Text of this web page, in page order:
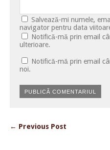
Salvează-mi numele,
navigator pentru data
Notifică-mă prin email
ulterioare.
Notifică-mă prin email
noi.
← Previous Post